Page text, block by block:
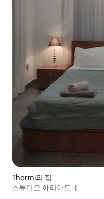
Thermi의 집
스튜디오 아리아드네